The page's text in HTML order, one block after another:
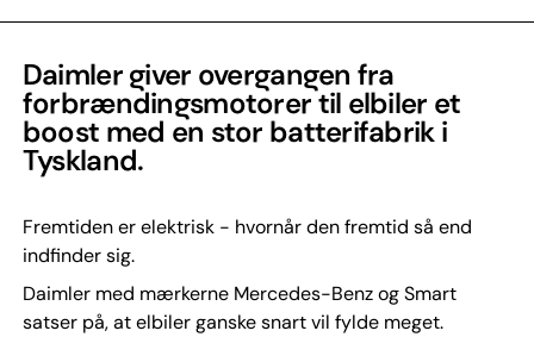
Daimler giver overgangen fra
forbrændingsmotorer til elbiler et
boost med en stor batterifabrik i
Tyskland.
Fremtiden er elektrisk - hvornår den fremtid så end
indfinder sig.
Daimler med mærkerne Mercedes-Benz og Smart
satser på, at elbiler ganske snart vil fylde meget.